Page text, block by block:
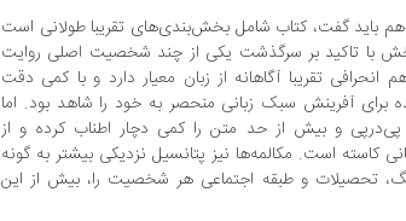
باید گفت، کتاب شامل بخش‌بندی‌های تقریبا طولانی ا‌ست
با تاکید بر سرگذشت یکی از چند شخصیت اصلی روایت
تقریبا آگاهانه از زبان معیار دارد و با کمی دقت
برای آفرینش سبک زبانی منحصر به خود را شاهد بود. اما
پی‌در‌پی و بیش از حد متن را کمی دچار اطناب کرده و از
کاسته است. مکالمه‌ها نیز پتانسیل نزدیکی بیشتر به گونه‌
تحصیلات و طبقه‌ اجتماعی هر شخصیت را، بیش از این